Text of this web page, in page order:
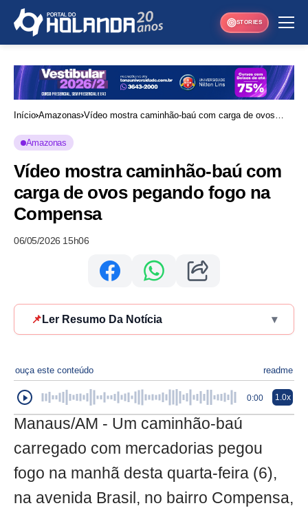
STORIES
Início Amazonas Vídeo mostra caminhão-baú com carga de ovos
Amazonas
Vídeo mostra caminhão-baú com
carga de ovos pegando fogo na
Compensa
06/05/2026 15h06
📌 Ler Resumo Da Notícia ▾
ouça este conteúdo readme
0:00 1.0x
Manaus/AM - Um caminhão-baú
carregado com mercadorias pegou
fogo na manhã desta quarta-feira (6),
na avenida Brasil, no bairro Compensa,